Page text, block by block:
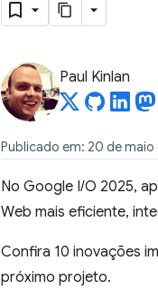
Paul Kinlan
Publicado em: 20 de maio
No Google I/O 2025,
Web mais eficiente,
Confira 10 inovações
próximo projeto.